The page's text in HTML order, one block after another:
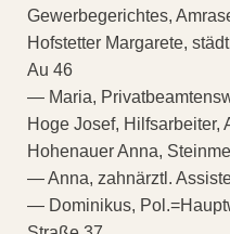
Gewerbegerichtes,
Hofstetter Margarete,
Au 46
— Maria,
Hoge Josef, Hilfsarbeiter,
Hohenauer Anna,
— Anna, zahnärztl.
— Dominikus,